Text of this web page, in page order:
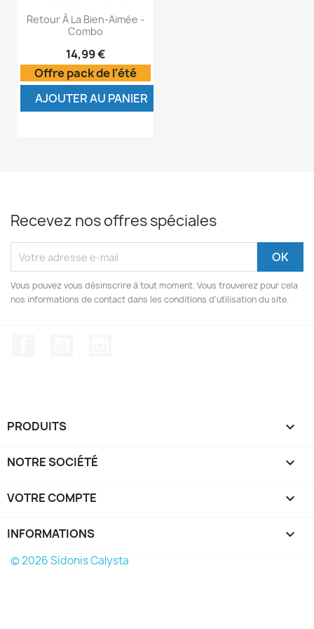
Retour À La Bien-Aimée -
Combo
14,99 €
Offre pack de l'été
AJOUTER AU PANIER
Recevez nos offres spéciales
Vous pouvez vous désinscrire à tout moment. Vous trouverez pour cela
nos informations de contact dans les conditions d'utilisation du site.
PRODUITS 
NOTRE SOCIÉTÉ 
VOTRE COMPTE 
INFORMATIONS keyboard_arrow_down
© 2026 Sidonis Calysta